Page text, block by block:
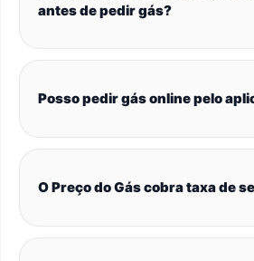
antes de pedir gás?
Posso pedir gás online pelo
O Preço do Gás cobra taxa de